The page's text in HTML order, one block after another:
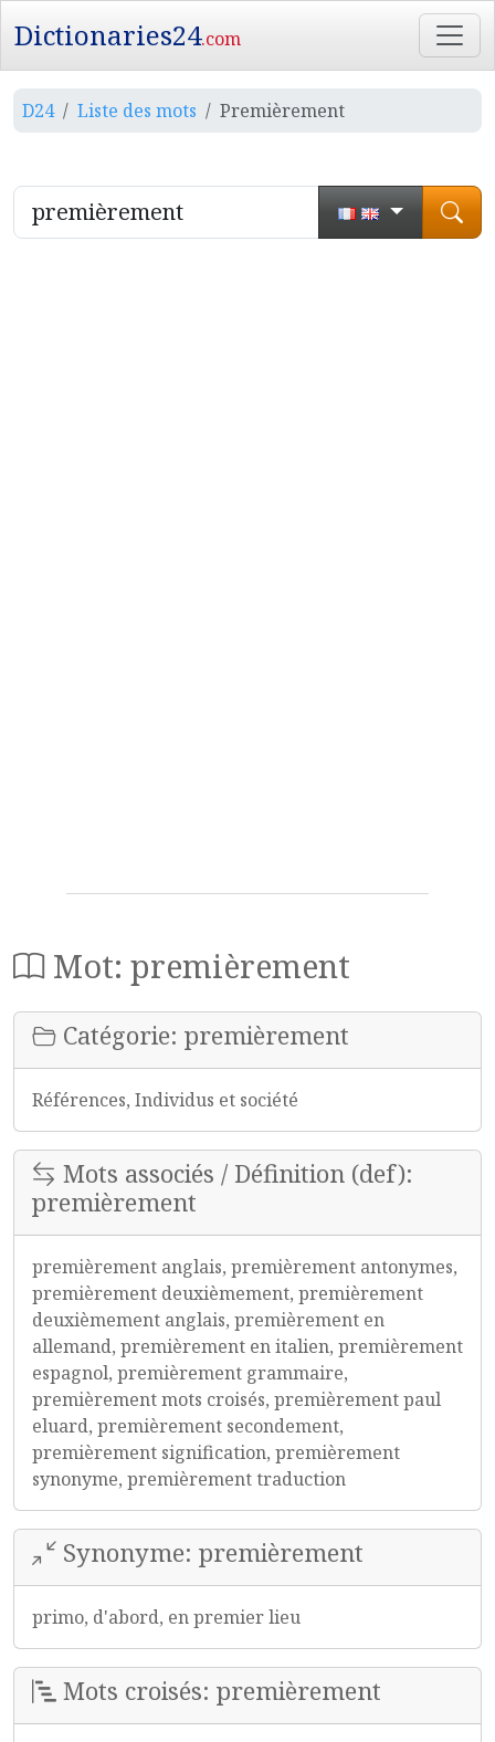
Dictionaries24.com
D24 Liste des mots Premièrement
Mot: premièrement
Catégorie: premièrement
Références, Individus et société
Mots associés / Définition (def):
premièrement
premièrement anglais, premièrement antonymes,
premièrement deuxièmement, premièrement
deuxièmement anglais, premièrement en
allemand, premièrement en italien, premièrement
espagnol, premièrement grammaire,
premièrement mots croisés, premièrement paul
eluard, premièrement secondement,
premièrement signification, premièrement
synonyme, premièrement traduction
Synonyme: premièrement
primo, d'abord, en premier lieu
Mots croisés: premièrement